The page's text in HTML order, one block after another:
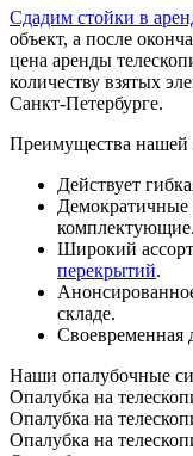
Сдадим стойки в
объект, а после
цена аренды
количеству взятых
Санкт-Петербурге.
Преимущества нашей
Действует
Демократичные
комплектующие.
Широкий
перекрытий.
складе.
Своевременная
Наши опалубочные
Опалубка на
Опалубка на
Опалубка на